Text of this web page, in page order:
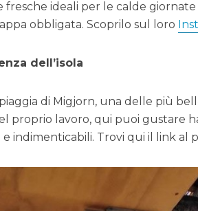
ideali per le calde giornate
obbligata. Scoprilo sul loro
dell’isola
di Migjorn, una delle più
proprio lavoro, qui puoi gustare
indimenticabili. Trovi qui il link al